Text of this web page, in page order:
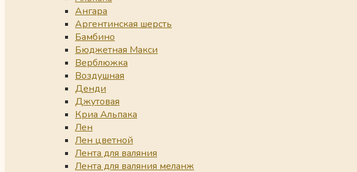
Ангара
Аргентинская шерсть
Бамбино
Бюджетная Макси
Верблюжка
Воздушная
Денди
Джутовая
Криа Альпака
Лен
Лен цветной
Лента для валяния
Лента для валяния меланж